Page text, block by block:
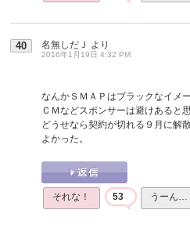
40 名無しだＪ より
2016年1月19日 4:32 PM
なんかＳＭＡＰはブラックなイメ
ＣＭなどスポンサーは避けあると思
どうせなら契約が切れる９月に解
よかった。
それな！ 53 うーん…